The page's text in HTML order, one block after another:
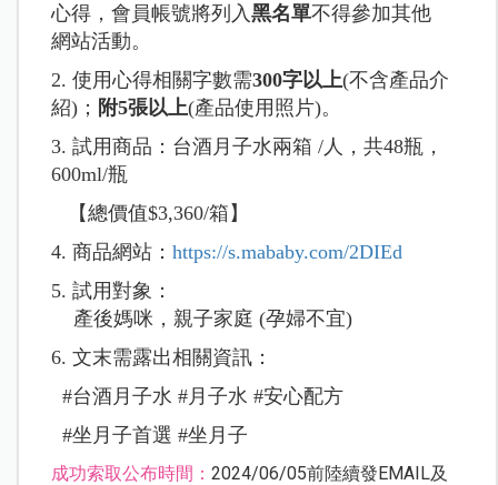
心得，會員帳號將列入 黑名單不得參加其他
網站活動。
2. 使用心得相關字數需300字以上(不含產品介
紹)； 附5張以上(產品使用照片)。
3. 試用商品：台酒月子水兩箱 /人， 共48瓶，
600ml/瓶
【總價值$3,360/箱】
4. 商品網站： https://s.mababy.com/2DIEd
5. 試用對象：
產後媽咪，親子家庭 (孕婦不宜)
6. 文末需露出相關資訊：
#台酒月子水 #月子水 #安心配方
#坐月子首選 #坐月子
成功索取公布時間： 2024/06/05前陸續發EMAIL及